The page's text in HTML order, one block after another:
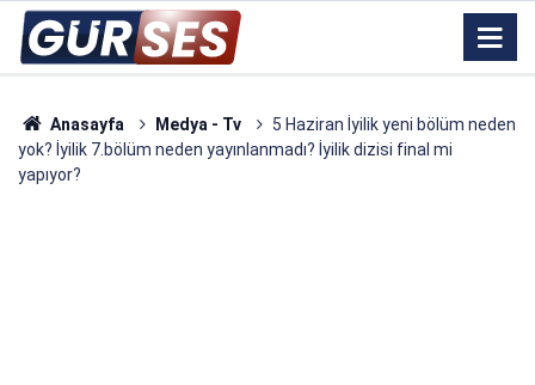
Anasayfa Medya - Tv
5 Haziran İyilik yeni bölüm neden
yok? İyilik 7.bölüm neden yayınlanmadı? İyilik dizisi final mi
yapıyor?